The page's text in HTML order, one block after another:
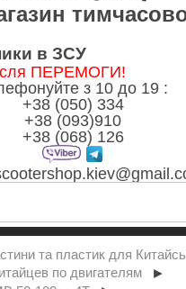
в ЗСУ
ПЕРЕМОГИ!
з 10 до 19 :
+38 (050) 334
+38 (093)910
+38 (068) 126
та пластик для
по двигателям ►